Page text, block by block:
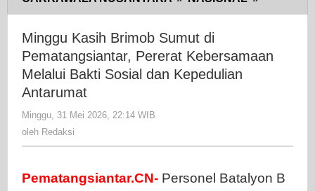
Kasih
Bakti
dan
Minggu Kasih Brimob Sumut di
Pematangsiantar, Pererat Kebersamaan
Melalui Bakti Sosial dan Kepedulian
Antarumat
Minggu, 31 Mei 2026, 22:14 WIB
oleh Redaksi
Pematangsiantar.CN- Personel Batalyon B